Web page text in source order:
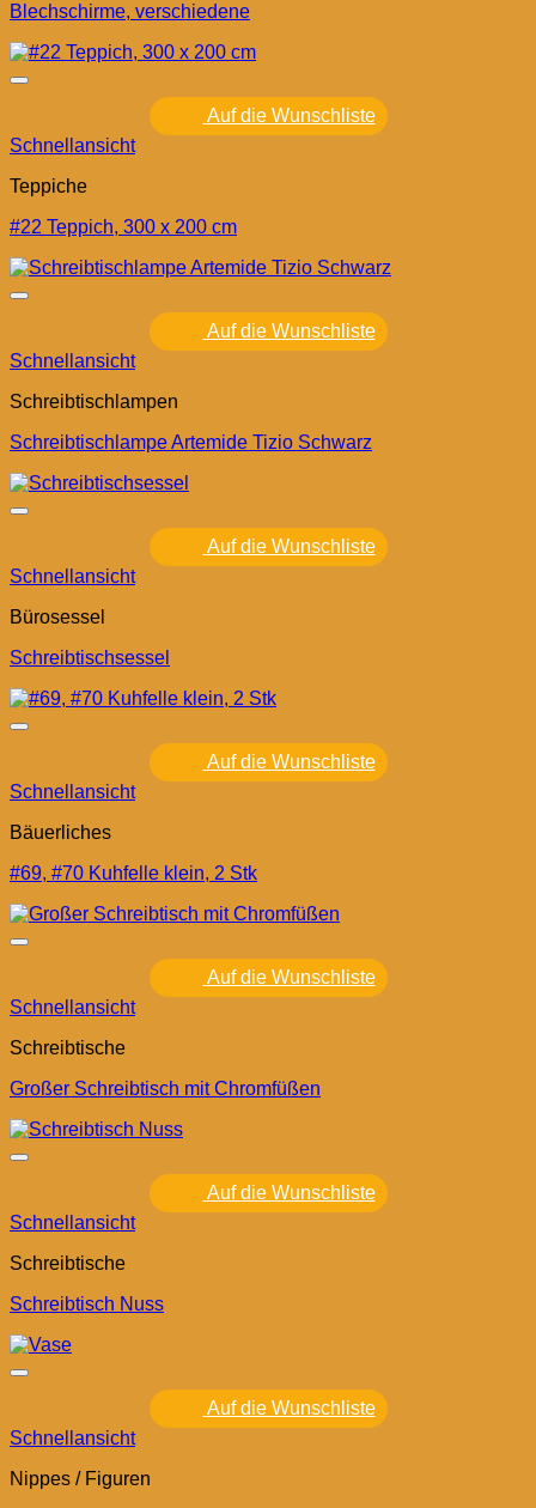
Blechschirme, verschiedene
Auf die Wunschliste
Schnellansicht
Teppiche
#22 Teppich, 300 x 200 cm
Auf die Wunschliste
Schnellansicht
Schreibtischlampen
Schreibtischlampe Artemide Tizio Schwarz
Auf die Wunschliste
Schnellansicht
Bürosessel
Schreibtischsessel
Auf die Wunschliste
Schnellansicht
Bäuerliches
#69, #70 Kuhfelle klein, 2 Stk
Auf die Wunschliste
Schnellansicht
Schreibtische
Großer Schreibtisch mit Chromfüßen
Auf die Wunschliste
Schnellansicht
Schreibtische
Schreibtisch Nuss
Auf die Wunschliste
Schnellansicht
Nippes / Figuren